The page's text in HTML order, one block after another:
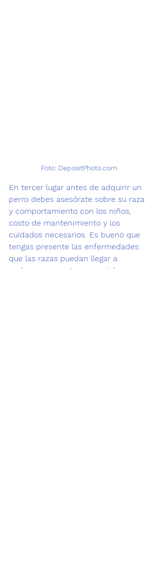
Foto: DepositPhoto.com
En tercer lugar antes de adquirir un
perro debes asesórate sobre su raza
y comportamiento con los niños,
costo de mantenimiento y los
cuidados necesarios. Es bueno que
tengas presente las enfermedades
que las razas puedan llegar a
padecer
para estar prevenidos y